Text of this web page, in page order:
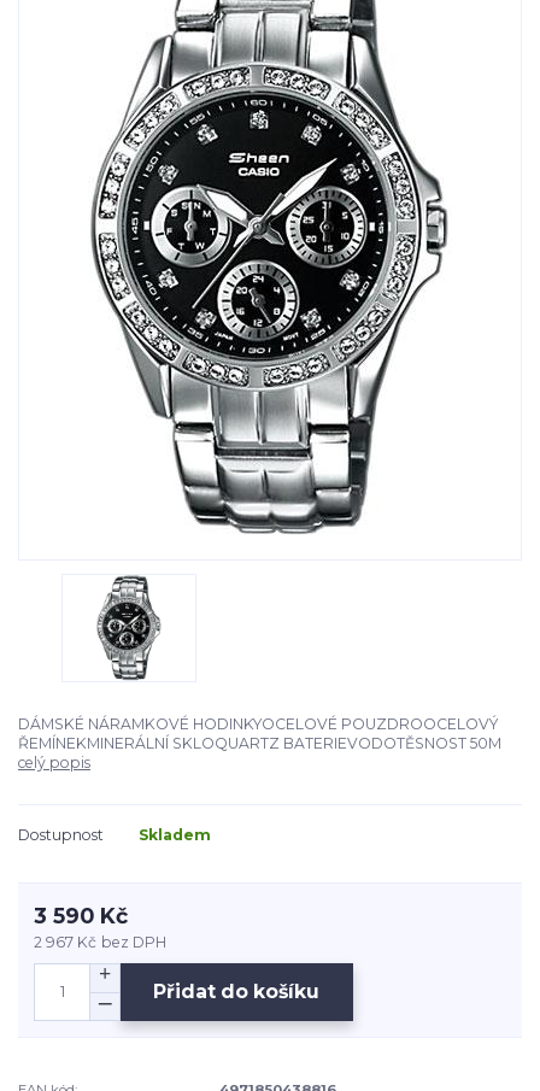
DÁMSKÉ NÁRAMKOVÉ HODINKYOCELOVÉ POUZDROOCELOVÝ
ŘEMÍNEKMINERÁLNÍ SKLOQUARTZ BATERIEVODOTĚSNOST 50M
celý popis
Dostupnost Skladem
3 590 Kč
2 967 Kč bez DPH
Přidat do košíku